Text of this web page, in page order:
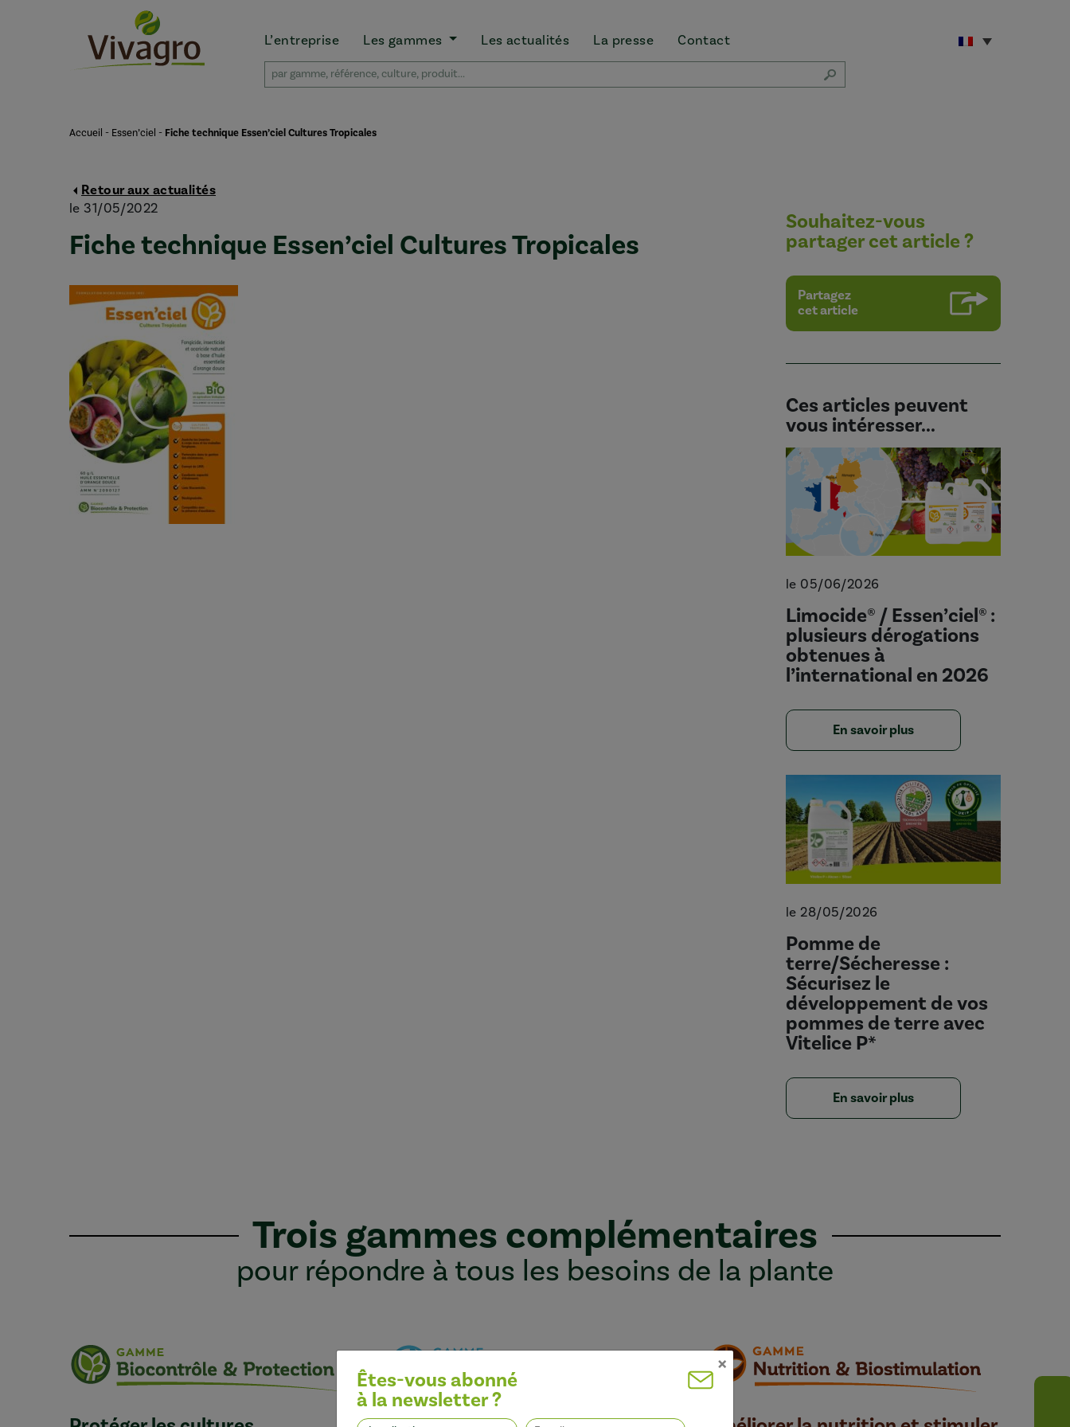
L’entreprise Les gammes Les actualités La presse Contact
Accueil - Essen’ciel - Fiche technique Essen’ciel Cultures Tropicales
Retour aux actualités
le 31/05/2022
Fiche technique Essen’ciel Cultures Tropicales
Souhaitez-vous
partager cet article ?
Partagez
cet article
Ces articles peuvent
vous intéresser...
le 05/06/2026
Limocide® / Essen’ciel® :
plusieurs dérogations
obtenues à
l’international en 2026
En savoir plus
le 28/05/2026
Pomme de
terre/Sécheresse :
Sécurisez le
développement de vos
pommes de terre avec
Vitelice P*
En savoir plus
Trois gammes complémentaires
pour répondre à tous les besoins de la plante
×
Êtes-vous abonné
à la newsletter ?